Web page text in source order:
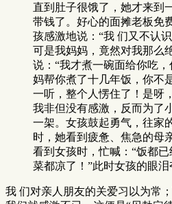
直到肚子很饿了，她才来到
带钱了。好心的面摊老板免
孩感激地说：“我 们又不认
可是我妈妈，竟然对我那
说：“我才煮一碗面给你吃
妈帮你煮了十几年饭，你不
一听，整个人愣住了！是呀
我非但没有感激，反而为了
一架。女孩鼓起勇气，往家
时，她看到疲惫、焦急的母
看到女孩时，忙喊：“饭都已
菜都凉了！”此时女孩的
我 们对亲人朋友的关爱习以为常